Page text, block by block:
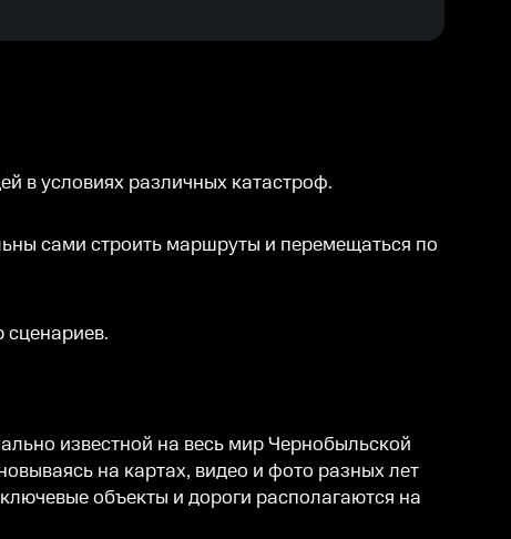
в условиях различных катастроф.
сами строить маршруты и перемещаться по
известной на весь мир Чернобыльской
на картах, видео и фото разных лет
объекты и дороги располагаются на